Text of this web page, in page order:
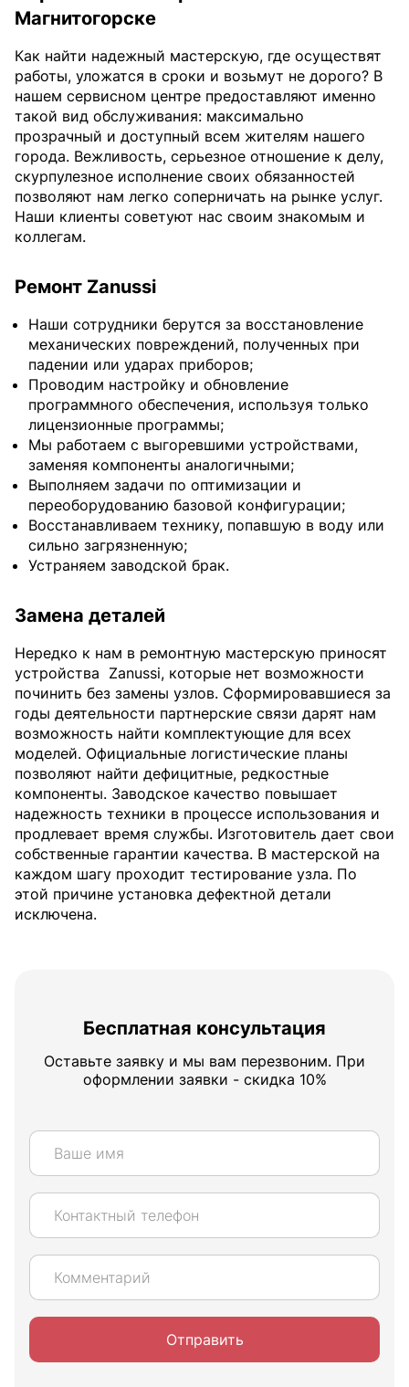
Магнитогорске
Как найти надежный мастерскую, где осуществят
работы, уложатся в сроки и возьмут не дорого? В
нашем сервисном центре предоставляют именно
такой вид обслуживания: максимально
прозрачный и доступный всем жителям нашего
города. Вежливость, серьезное отношение к делу,
скурпулезное исполнение своих обязанностей
позволяют нам легко соперничать на рынке услуг.
Наши клиенты советуют нас своим знакомым и
коллегам.
Ремонт Zanussi
Наши сотрудники берутся за восстановление
механических повреждений, полученных при
падении или ударах приборов;
Проводим настройку и обновление
программного обеспечения, используя только
лицензионные программы;
Мы работаем с выгоревшими устройствами,
заменяя компоненты аналогичными;
Выполняем задачи по оптимизации и
переоборудованию базовой конфигурации;
Восстанавливаем технику, попавшую в воду или
сильно загрязненную;
Устраняем заводской брак.
Замена деталей
Нередко к нам в ремонтную мастерскую приносят
устройства Zanussi, которые нет возможности
починить без замены узлов. Сформировавшиеся за
годы деятельности партнерские связи дарят нам
возможность найти комплектующие для всех
моделей. Официальные логистические планы
позволяют найти дефицитные, редкостные
компоненты. Заводское качество повышает
надежность техники в процессе использования и
продлевает время службы. Изготовитель дает свои
собственные гарантии качества. В мастерской на
каждом шагу проходит тестирование узла. По
этой причине установка дефектной детали
исключена.
Бесплатная консультация
Оставьте заявку и мы вам перезвоним. При
оформлении заявки - скидка 10%
Отправить